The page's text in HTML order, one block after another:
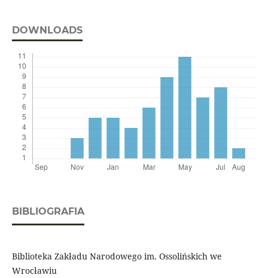
DOWNLOADS
BIBLIOGRAFIA
Biblioteka Zakładu Narodowego im. Ossolińskich we
Wrocławiu